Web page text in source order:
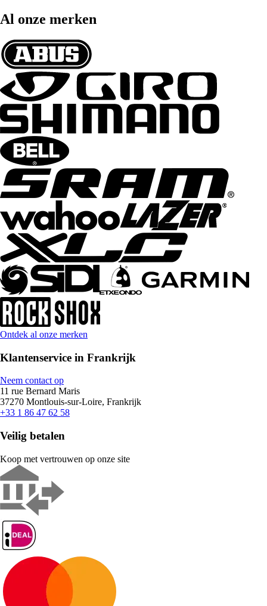
Al onze merken
Ontdek al onze merken
Klantenservice in Frankrijk
Neem contact op
11 rue Bernard Maris
37270 Montlouis-sur-Loire, Frankrijk
+33 1 86 47 62 58
Veilig betalen
Koop met vertrouwen op onze site